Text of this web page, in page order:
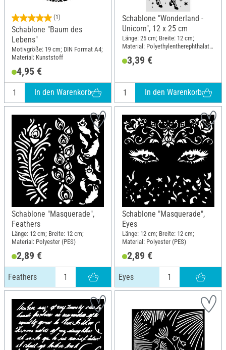
(1)
Schablone "Baum des
Lebens"
Motivgröße: 19 cm; DIN Format A4;
Material: Kunststoff
4,95 €
In den Warenkorb
Schablone "Wonderland -
Unicorn", 12 x 25 cm
Länge: 25 cm; Breite: 12 cm;
Material: Polyethylentherephthalat
3,39 €
In den Warenkorb
Schablone "Masquerade",
Feathers
Länge: 12 cm; Breite: 12 cm;
Material: Polyester (PES)
2,89 €
Feathers
Schablone "Masquerade",
Eyes
Länge: 12 cm; Breite: 12 cm;
Material: Polyester (PES)
2,89 €
Eyes